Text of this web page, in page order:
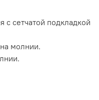
с сетчатой подкладкой
молнии.